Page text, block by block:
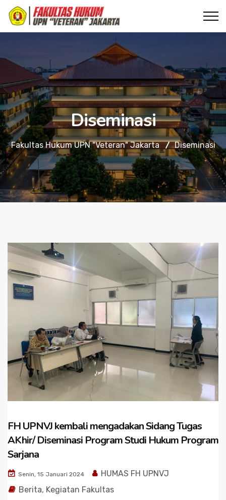
Diseminasi
Fakultas Hukum UPN "Veteran" Jakarta Diseminasi
FH UPNVJ kembali mengadakan Sidang Tugas
AKhir/ Diseminasi Program Studi Hukum Program
Sarjana
Senin, 15 Januari 2024
HUMAS FH UPNVJ
Berita, Kegiatan Fakultas